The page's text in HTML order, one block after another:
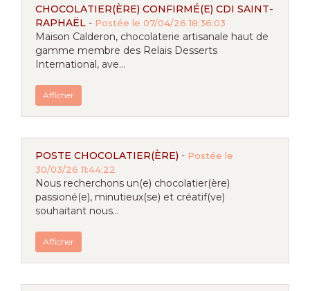
CHOCOLATIER(ÈRE) CONFIRMÉ(E) CDI SAINT-
RAPHAËL - Postée le 07/04/26 18:36:03
Maison Calderon, chocolaterie artisanale haut de
gamme membre des Relais Desserts
International, ave...
Afficher
POSTE CHOCOLATIER(ÈRE) - Postée le
30/03/26 11:44:22
Nous recherchons un(e) chocolatier(ère)
passioné(e), minutieux(se) et créatif(ve)
souhaitant nous...
Afficher